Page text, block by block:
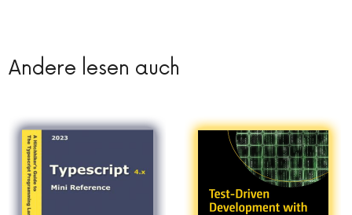
Andere lesen auch